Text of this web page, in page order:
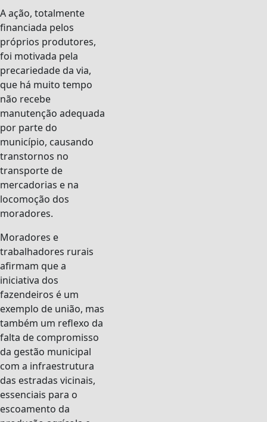
A ação, totalmente
financiada pelos
próprios produtores,
foi motivada pela
precariedade da via,
que há muito tempo
não recebe
manutenção adequada
por parte do
município, causando
transtornos no
transporte de
mercadorias e na
locomoção dos
moradores.
Moradores e
trabalhadores rurais
afirmam que a
iniciativa dos
fazendeiros é um
exemplo de união, mas
também um reflexo da
falta de compromisso
da gestão municipal
com a infraestrutura
das estradas vicinais,
essenciais para o
escoamento da